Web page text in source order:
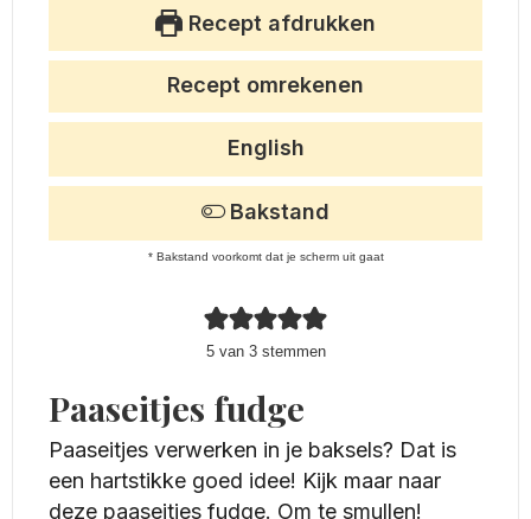
Recept afdrukken
5van 3stemmen
Recept omrekenen
English
Bakstand
* Bakstand voorkomt dat je scherm uit gaat
Paaseitjes fudge
Paaseitjes verwerken in je baksels? Dat is
een hartstikke goed idee! Kijk maar naar
deze paaseitjes fudge. Om te smullen!